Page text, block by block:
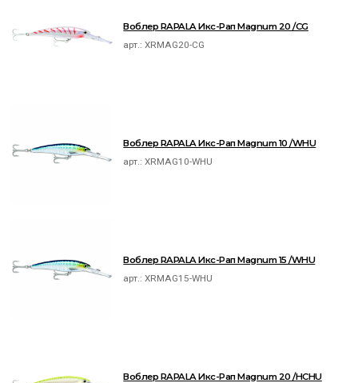
Воблер RAPALA Икс-Рап Magnum 20 /CG
арт.:XRMAG20-CG
Воблер RAPALA Икс-Рап Magnum 10 /WHU
арт.:XRMAG10-WHU
Воблер RAPALA Икс-Рап Magnum 15 /WHU
арт.:XRMAG15-WHU
Воблер RAPALA Икс-Рап Magnum 20 /HCHU